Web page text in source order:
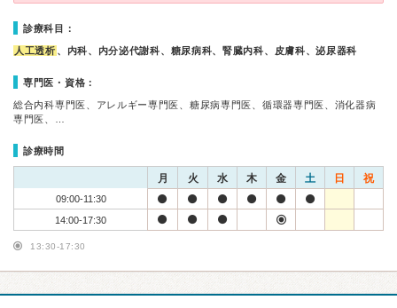
診療科目：
人工透析 、内科、内分泌代謝科、糖尿病科、腎臓内科、皮膚科、泌尿器科
専門医・資格：
総合内科専門医、アレルギー専門医、糖尿病専門医、循環器専門医、消化器病
専門医、…
診療時間
月 火 水 木 金 土 日 祝
09:00-11:30
14:00-17:30
13:30-17:30